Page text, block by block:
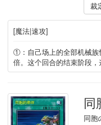
裁
[魔法|速攻]
①：自己场上的全部机械族
倍。这个回合的结束阶段，
同
同胞